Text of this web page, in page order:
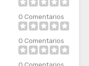
0 Comentarios
0 Comentarios